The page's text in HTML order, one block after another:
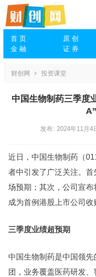
首 页 原 创
金 融
证 券
财创网 投资课堂
中国生物制药三季度
发布: 2024年11月4
近日，中国生物制药（
者中引发了广泛关注。
场预期；其次，公司宣布
成为首例港股上市公司收
三季度业绩超预期
中国生物制药是中国领
团，业务覆盖医药研发